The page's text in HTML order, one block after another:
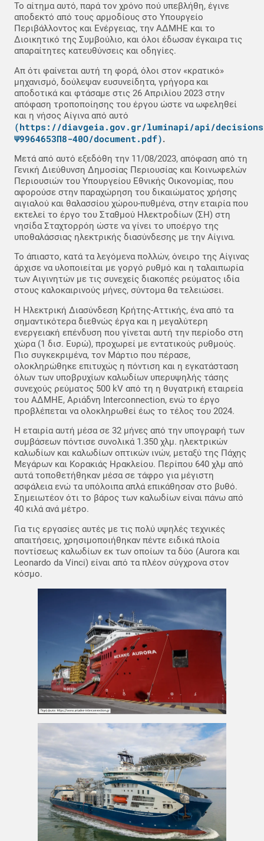
Το αίτημα αυτό, παρά τον χρόνο πού υπεβλήθη, έγινε
αποδεκτό από τους αρμοδίους στο Υπουργείο
Περιβάλλοντος και Ενέργειας, την ΑΔΜΗΕ και το
Διοικητικό της Συμβούλιο, και όλοι έδωσαν έγκαιρα τις
απαραίτητες κατευθύνσεις και οδηγίες.
Απ ότι φαίνεται αυτή τη φορά, όλοι στον «κρατικό»
μηχανισμό, δούλεψαν ευσυνείδητα, γρήγορα και
αποδοτικά και φτάσαμε στις 26 Απριλίου 2023 στην
απόφαση τροποποίησης του έργου ώστε να ωφεληθεί
και η νήσος Αίγινα από αυτό
(https://diavgeia.gov.gr/luminapi/api/
Ψ9964653Π8-40Ο/document.pdf).
Μετά από αυτό εξεδόθη την 11/08/2023, απόφαση από τη
Γενική Διεύθυνση Δημοσίας Περιουσίας και Κοινωφελών
Περιουσιών του Υπουργείου Εθνικής Οικονομίας, που
αφορούσε στην παραχώρηση του δικαιώματος χρήσης
αιγιαλού και θαλασσίου χώρου-πυθμένα, στην εταιρία που
εκτελεί το έργο του Σταθμού Ηλεκτροδίων (ΣΗ) στη
νησίδα Σταχτορρόη ώστε να γίνει το υποέργο της
υποθαλάσσιας ηλεκτρικής διασύνδεσης με την Αίγινα.
Το άπιαστο, κατά τα λεγόμενα πολλών, όνειρο της Αίγινας
άρχισε να υλοποιείται με γοργό ρυθμό και η ταλαιπωρία
των Αιγινητών με τις συνεχείς διακοπές ρεύματος ιδία
στους καλοκαιρινούς μήνες, σύντομα θα τελειώσει.
Η Ηλεκτρική Διασύνδεση Κρήτης-Αττικής, ένα από τα
σημαντικότερα διεθνώς έργα και η μεγαλύτερη
ενεργειακή επένδυση που γίνεται αυτή την περίοδο στη
χώρα (1 δισ. Ευρώ), προχωρεί με εντατικούς ρυθμούς.
Πιο συγκεκριμένα, τον Μάρτιο που πέρασε,
ολοκληρώθηκε επιτυχώς η πόντιση και η εγκατάσταση
όλων των υποβρυχίων καλωδίων υπερυψηλής τάσης
συνεχούς ρεύματος 500 kV από τη η θυγατρική εταιρεία
του ΑΔΜΗΕ, Αριάδνη Interconnection, ενώ το έργο
προβλέπεται να ολοκληρωθεί έως το τέλος του 2024.
Η εταιρία αυτή μέσα σε 32 μήνες από την υπογραφή των
συμβάσεων πόντισε συνολικά 1.350 χλμ. ηλεκτρικών
καλωδίων και καλωδίων οπτικών ινών, μεταξύ της Πάχης
Μεγάρων και Κορακιάς Ηρακλείου. Περίπου 640 χλμ από
αυτά τοποθετήθηκαν μέσα σε τάφρο για μέγιστη
ασφάλεια ενώ τα υπόλοιπα απλά επικάθησαν στο βυθό.
Σημειωτέον ότι το βάρος των καλωδίων είναι πάνω από
40 κιλά ανά μέτρο.
Για τις εργασίες αυτές με τις πολύ υψηλές τεχνικές
απαιτήσεις, χρησιμοποιήθηκαν πέντε ειδικά πλοία
ποντίσεως καλωδίων εκ των οποίων τα δύο (Aurora και
Leonardo da Vinci) είναι από τα πλέον σύγχρονα στον
κόσμο.